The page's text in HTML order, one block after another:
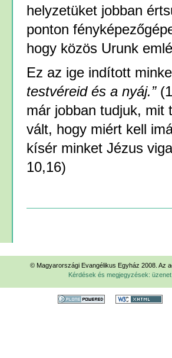
helyzetüket jobban
ponton
hogy közös Urunk
Ez az ige indított
testvéreid és a nyáj.”
már jobban tudjuk, mit
vált, hogy miért kell
kísér minket Jézus
10,16)
© Magyarországi Evangélikus Egyház 2008. Az
Kérdések és megjegyzések: